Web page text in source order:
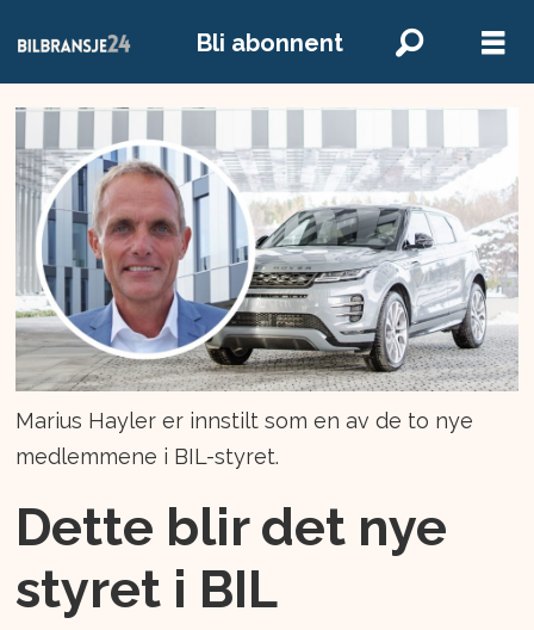
Bli abonnent
Marius Hayler er innstilt som en av de to nye
medlemmene i BIL-styret.
Dette blir det nye
styret i BIL